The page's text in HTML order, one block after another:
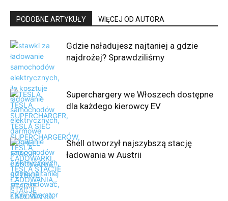
PODOBNE ARTYKUŁY WIĘCEJ OD AUTORA
Gdzie naładujesz najtaniej a gdzie
najdrożej? Sprawdziliśmy
Superchargery we Włoszech dostępne
dla każdego kierowcy EV
Shell otworzył najszybszą stację
ładowania w Austrii